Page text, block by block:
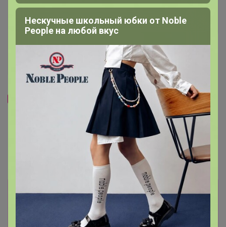
220р 340р
-7%
366р
Гортензия метельчатая
Мэджикал Свит Саммер Р9
Информация о заказах доступна
лишь членам клуба
Показать
Нескучные школьный юбки от Nоblе
Реoplе на любой вкус